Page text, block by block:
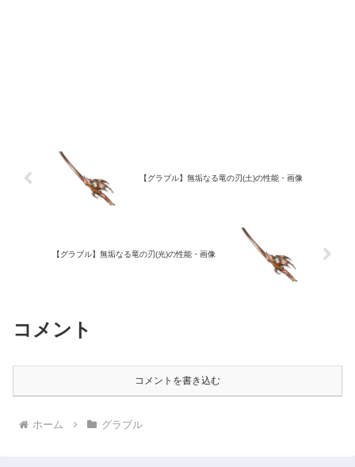
【グラブル】無垢なる竜の刃(土)の性能・画像
【グラブル】無垢なる竜の刃(光)の性能・画像
コメント
コメントを書き込む
ホーム グラブル